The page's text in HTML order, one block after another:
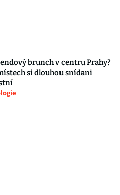
brunch v centru Prahy?
si dlouhou snídani